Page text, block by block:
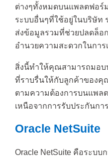
ต่างๆทั้งหมดบนแพลตฟอร์
ระบบอื่นๆที่ใช้อยู่ในบริษัท
ส่งข้อมูลรวมที่ช่วยปลดล็อ
อำนวยความสะดวกในการ
สิ่งนี้ทำให้คุณสามารถมอ
ที่ราบรื่นให้กับลูกค้าของคุ
ตามความต้องการบนแพล
เหนือจากการรับประกันก
Oracle NetSuite
Oracle NetSuite คือระบบ